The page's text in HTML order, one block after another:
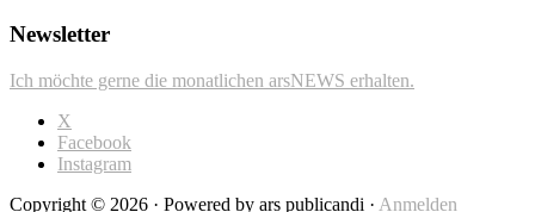
Newsletter
Ich möchte gerne die monatlichen arsNEWS erhalten.
X
Facebook
Instagram
Copyright © 2026 · Powered by ars publicandi · Anmelden